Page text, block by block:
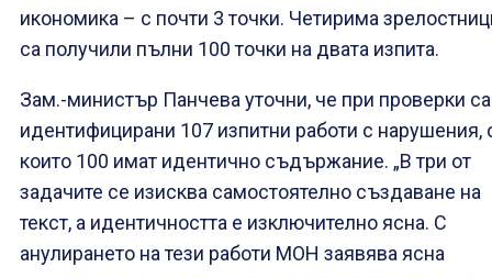
икономика – с почти 3 точки. Четирима
са получили пълни 100 точки на двата изпита.
Зам.-министър Панчева уточни, че при проверки са
идентифицирани 107 изпитни работи с нарушения,
които 100 имат идентично съдържание. „В три от
задачите се изисква самостоятелно създаване на
текст, а идентичността е изключително ясна. С
анулирането на тези работи МОН заявява ясна